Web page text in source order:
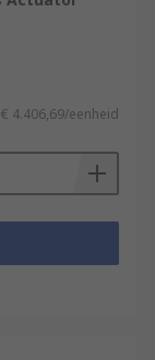
€ 4.406,69/eenheid